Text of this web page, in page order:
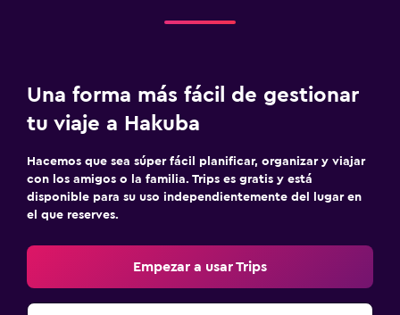
Estacionamiento y transporte
Aire libre
Lavandería
Una forma más fácil de gestionar
tu viaje a Hakuba
Hacemos que sea súper fácil planificar, organizar y viajar
con los amigos o la familia. Trips es gratis y está
disponible para su uso independientemente del lugar en
el que reserves.
Empezar a usar Trips